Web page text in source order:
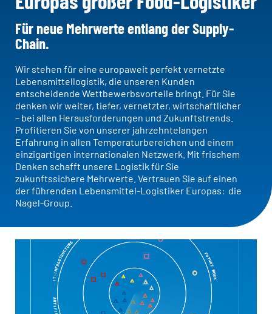
STANDORTFINDER
Dänemark
Deutschland
Österreich
Polen
Schweden
Schweiz
Slowakei
Tschechien
Ungarn
Verwaltungsrat
Board of Directors
Daten & Fakten
Firmengeschichte
Für neue Mehrwerte entlang der Supply-
Chain.
Wir stehen für eine europaweit perfekt vernetzte
Lebensmittellogistik, die unseren Kunden
entscheidende Wettbewerbsvorteile bringt. Für Sie
denken wir weiter, tiefer, vernetzter, wirtschaftlicher
– bei allen Herausforderungen und Zukunftstrends.
Profitieren Sie von unserer jahrzehntelangen
Erfahrung in allen Temperaturbereichen und einem
einzigartigen internationalen Netzwerk. Mit frischem
Denken schafft unsere Logistik für Sie
zukunftssichere Mehrwerte. Vertrauen Sie auf einen
der führenden Lebensmittel-Logistiker Europas: die
Nagel-Group.